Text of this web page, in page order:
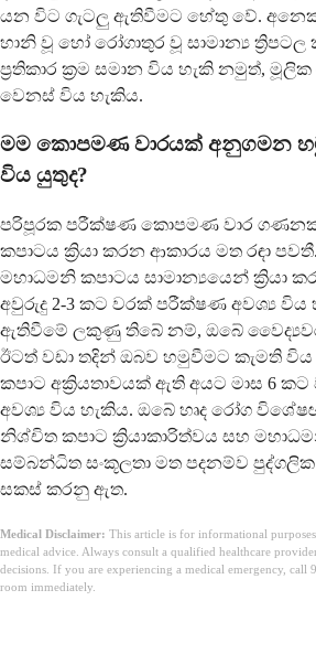
යන විට ගැටලු ඇතිවීමට හේතු වේ.
හානි වූ හෝ රෝගාතුර වූ සාමාන්‍ය
ප්‍රතිකාර ක්‍රම සමාන විය හැකි නමුත්,
වෙනස් විය හැකිය.
මම කොපමණ වාරයක් අනුගමන
විය යුතුද?
පරිපූරක පරීක්ෂණ කොපමණ වාර
කපාටය ක්‍රියා කරන ආකාරය මත රඳා
මහාධමනි කපාටය සාමාන්‍යයෙන් ක්‍රියා
අවුරුදු 2-3 කට වරක් පරීක්ෂණ අවශ්‍ය විය
ඇතිවීමේ ලකුණු තිබේ නම්, ඔබේ
ඊටත් වඩා තදින් ඔබව හමුවීමට කැමති
කපාට අක්‍රියතාවයක් ඇති අයට මාස 6
අවශ්‍ය විය හැකිය. ඔබේ හෘද රෝග
නිශ්චිත කපාට ක්‍රියාකාරිත්වය සහ
සම්බන්ධිත සංකූලතා මත පදනම්ව
සකස් කරනු ඇත.
Medical Disclaimer: This article is for informational
medical advice. Always consult a qualified healthcare
decisions. If you are experiencing a medical emergency, call
room immediately.